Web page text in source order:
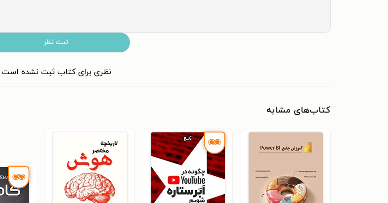
ثبت نظر
نظری برای کتاب ثبت نشده است.
کتاب‌های مشابه